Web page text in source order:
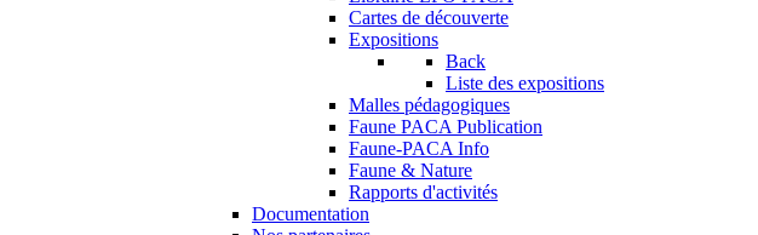
Cartes de découverte
Expositions
Back
Liste des expositions
Malles pédagogiques
Faune PACA Publication
Faune-PACA Info
Faune & Nature
Rapports d'activités
Documentation